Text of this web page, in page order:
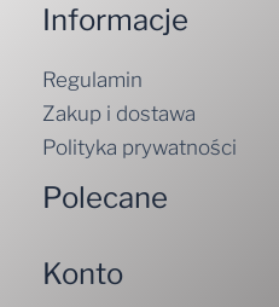
Informacje
Regulamin
Zakup i dostawa
Polityka prywatności
Polecane
Konto